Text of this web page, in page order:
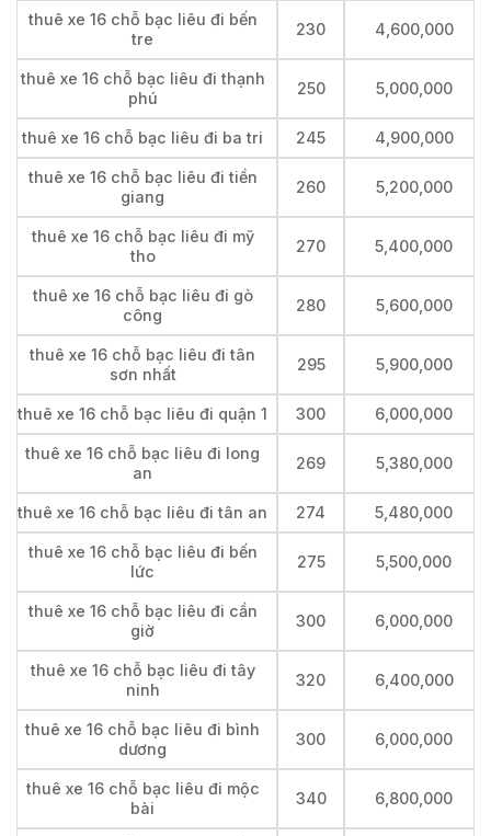
thuê xe 16 chỗ bạc liêu đi bến
tre
230 4,600,000
thuê xe 16 chỗ bạc liêu đi thạnh
phú
250 5,000,000
thuê xe 16 chỗ bạc liêu đi ba tri 245 4,900,000
thuê xe 16 chỗ bạc liêu đi tiền
giang
260 5,200,000
thuê xe 16 chỗ bạc liêu đi mỹ
tho
270 5,400,000
thuê xe 16 chỗ bạc liêu đi gò
công
280 5,600,000
thuê xe 16 chỗ bạc liêu đi tân
sơn nhất
295 5,900,000
thuê xe 16 chỗ bạc liêu đi quận 1 300 6,000,000
thuê xe 16 chỗ bạc liêu đi long
an
269 5,380,000
thuê xe 16 chỗ bạc liêu đi tân an 274 5,480,000
thuê xe 16 chỗ bạc liêu đi bến
lức
275 5,500,000
thuê xe 16 chỗ bạc liêu đi cần
giờ
300 6,000,000
thuê xe 16 chỗ bạc liêu đi tây
ninh
320 6,400,000
thuê xe 16 chỗ bạc liêu đi bình
dương
300 6,000,000
thuê xe 16 chỗ bạc liêu đi mộc
bài
340 6,800,000